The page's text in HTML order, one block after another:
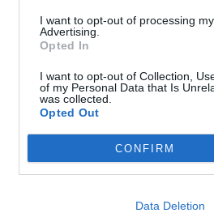
I want to opt-out of processing
Advertising.
Opted In
I want to opt-out of Collection,
of my Personal Data that Is
was collected.
Opted Out
CONFIRM
Data Deletion